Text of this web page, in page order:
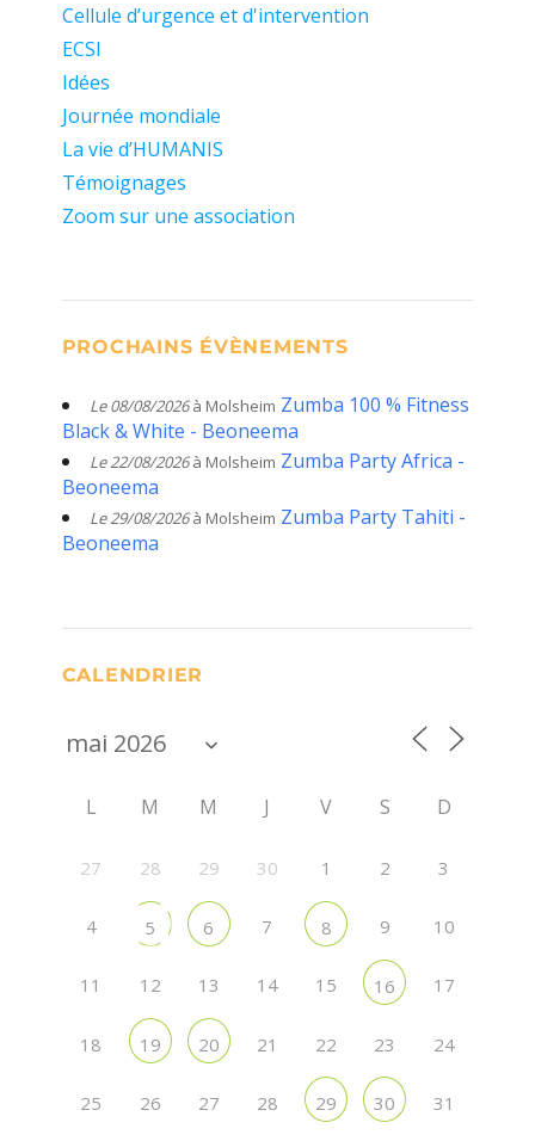
Cellule d’urgence et d'intervention
ECSI
Idées
Journée mondiale
La vie d’HUMANIS
Témoignages
Zoom sur une association
PROCHAINS ÉVÈNEMENTS
Le 08/08/2026à Molsheim Zumba 100 % Fitness
Black & White - Beoneema
Le 22/08/2026à Molsheim Zumba Party Africa -
Beoneema
Le 29/08/2026à Molsheim Zumba Party Tahiti -
Beoneema
CALENDRIER
L M M J V S D
27 28 29 30 1 2 3
4 5 6 7 8 9 10
11 12 13 14 15 16 17
18 19 20 21 22 23 24
25 26 27 28 29 30 31